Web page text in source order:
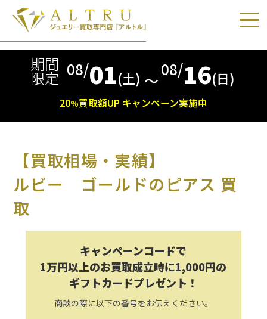
期間
限定 08/01(土) 〜
08/16(日)
20%買取額UP キャンペーン実施中
【買取相場・実績】
ルビー ゴールドのピアス 買
取
キャンペーンコードで
1万円以上のお買取成立時に1,000円の
ギフトカードプレゼント！
商談の際に以下の番号をお伝えください。